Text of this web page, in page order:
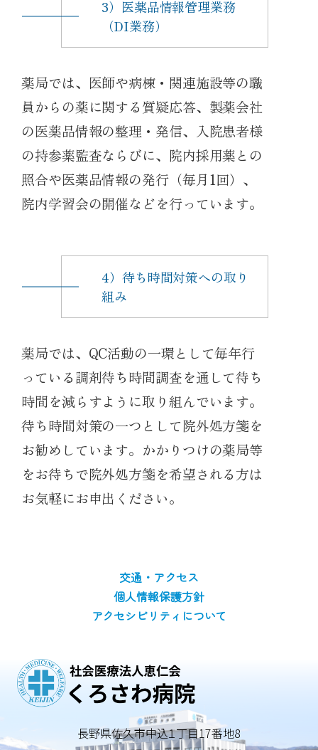
3）医薬品情報管理業務
（DI業務）
薬局では、医師や病棟・関連施設等の職
員からの薬に関する質疑応答、製薬会社
の医薬品情報の整理・発信、入院患者様
の持参薬監査ならびに、院内採用薬との
照合や医薬品情報の発行（毎月1回）、
院内学習会の開催などを行っています。
4）待ち時間対策への取り
組み
薬局では、QC活動の一環として毎年行
っている調剤待ち時間調査を通して待ち
時間を減らすように取り組んでいます。
待ち時間対策の一つとして院外処方箋を
お勧めしています。かかりつけの薬局等
をお待ちで院外処方箋を希望される方は
お気軽にお申出ください。
交通・アクセス
個人情報保護方針
アクセシビリティについて
長野県佐久市中込１丁目17番地8